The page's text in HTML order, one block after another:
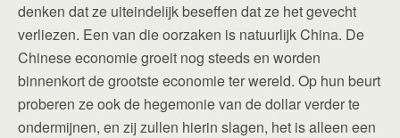
denken dat ze uiteindelijk beseffen dat ze het gevecht
verliezen. Een van die oorzaken is natuurlijk China. De
Chinese economie groeit nog steeds en worden
binnenkort de grootste economie ter wereld. Op hun beurt
proberen ze ook de hegemonie van de dollar verder te
ondermijnen, en zij zullen hierin slagen, het is alleen een